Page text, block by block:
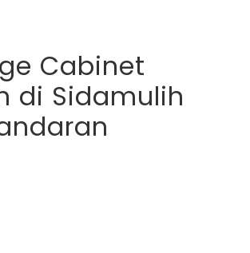
Cabinet
di Sidamulih